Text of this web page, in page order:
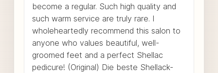
become a regular. Such high quality and
such warm service are truly rare. I
wholeheartedly recommend this salon to
anyone who values ​​beautiful, well-
groomed feet and a perfect Shellac
pedicure! (Original) Die beste Shellack-